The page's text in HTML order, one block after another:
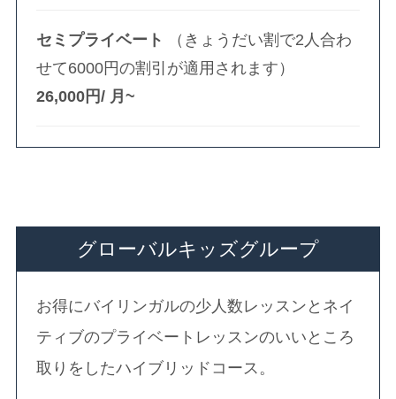
セミプライベート
（きょうだい割で2人合わ
せて6000円の割引が適用されます）
26,000円/ 月~
グローバルキッズグループ
お得にバイリンガルの少人数レッスンとネイ
ティブのプライベートレッスンのいいところ
取りをしたハイブリッドコース。